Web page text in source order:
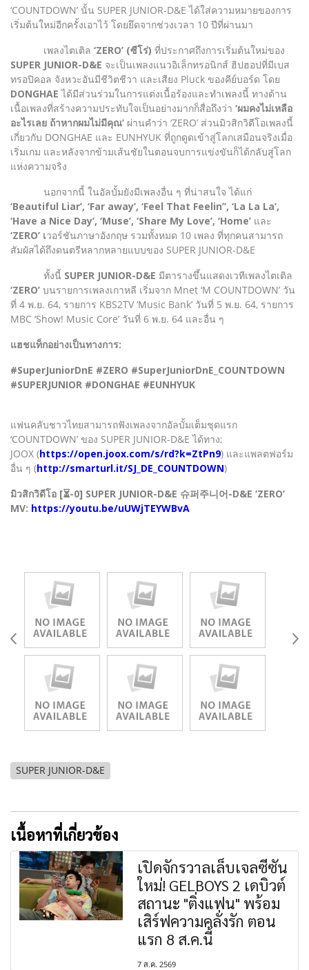
‘COUNTDOWN’ นั้น SUPER JUNIOR-D&E ได้ใส่ความหมายของการ
เริ่มต้นใหม่อีกครั้งเอาไว้ โดยยึดจากช่วงเวลา 10 ปีที่ผ่านมา
เพลงไตเติล ‘ZERO’ (ซีโร่) ที่ประกาศถึงการเริ่มต้นใหม่ของ
SUPER JUNIOR-D&E จะเป็นเพลงแนวอิเล็กทรอนิกส์ ฮิปฮอปที่มีเบส
ทรอปิคอล จังหวะอันมีชีวิตชีวา และเสียง Pluck ของคีย์บอร์ด โดย
DONGHAE ได้มีส่วนร่วมในการแต่งเนื้อร้องและทำเพลงนี้ ทางด้าน
เนื้อเพลงที่สร้างความประทับใจเป็นอย่างมากก็สื่อถึงว่า ‘ผมคงไม่เหลือ
อะไรเลย ถ้าหากผมไม่มีคุณ’ ผ่านคำว่า ‘ZERO’ ส่วนมิวสิกวิดีโอเพลงนี้
เกี่ยวกับ DONGHAE และ EUNHYUK ที่ถูกดูดเข้าสู่โลกเสมือนจริงเมื่อ
เริ่มเกม และหลังจากข้ามเส้นชัยในตอนจบการแข่งขันก็ได้กลับสู่โลก
แห่งความจริง
นอกจากนี้ ในอัลบั้มยังมีเพลงอื่น ๆ ที่น่าสนใจ ได้แก่
‘Beautiful Liar’, ‘Far away’, ‘Feel That Feelin’’, ‘La La La’,
‘Have a Nice Day’, ‘Muse’, ‘Share My Love’, ‘Home’ และ
‘ZERO’ เวอร์ชันภาษาอังกฤษ รวมทั้งหมด 10 เพลง ที่ทุกคนสามารถ
สัมผัสได้ถึงดนตรีหลากหลายแบบของ SUPER JUNIOR-D&E
ทั้งนี้ SUPER JUNIOR-D&E มีตารางขึ้นแสดงเวทีเพลงไตเติล
‘ZERO’ บนรายการเพลงเกาหลี เริ่มจาก Mnet ‘M COUNTDOWN’ วัน
ที่ 4 พ.ย. 64, รายการ KBS2TV ‘Music Bank’ วันที่ 5 พ.ย. 64, รายการ
MBC ‘Show! Music Core’ วันที่ 6 พ.ย. 64 และอื่น ๆ
แฮชแท็กอย่างเป็นทางการ:
#SuperJuniorDnE #ZERO #SuperJuniorDnE_COUNTDOWN
#SUPERJUNIOR #DONGHAE #EUNHYUK
แฟนคลับชาวไทยสามารถฟังเพลงจากอัลบั้มเต็มชุดแรก
‘COUNTDOWN’ ของ SUPER JUNIOR-D&E ได้ทาง;
JOOX (https://open.joox.com/s/rd?k=ZtPn9) และแพลตฟอร์ม
อื่น ๆ (http://smarturl.it/SJ_DE_COUNTDOWN)
มิวสิกวิดีโอ [⏳-0] SUPER JUNIOR-D&E 슈퍼주니어-D&E ‘ZERO’
MV: https://youtu.be/uUWjTEYWBvA
SUPER JUNIOR-D&E
เนื้อหาที่เกี่ยวข้อง
เปิดจักรวาลเล็บเจลซีซัน
ใหม่! GELBOYS 2 เดบิวต์
สถานะ "ติ่งแฟน" พร้อม
เสิร์ฟความคลั่งรัก ตอน
แรก 8 ส.ค.นี้
7 ส.ค. 2569